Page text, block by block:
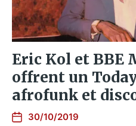
Eric Kol et BBE
offrent un
afrofunk et
30/10/2019